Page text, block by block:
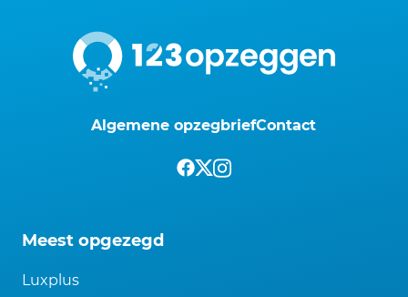
Algemene opzegbriefContact
Meest opgezegd
Luxplus